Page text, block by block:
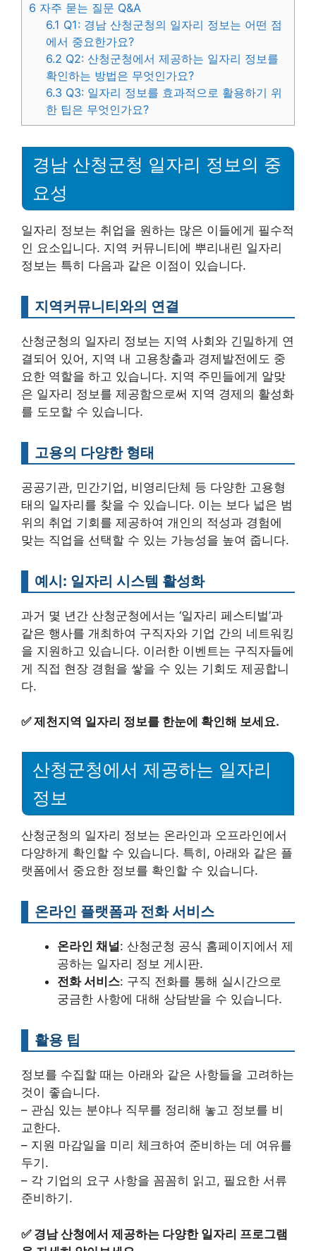
6 자주 묻는 질문 Q&A
6.1 Q1: 경남 산청군청의 일자리 정보는 어떤 점
에서 중요한가요?
6.2 Q2: 산청군청에서 제공하는 일자리 정보를
확인하는 방법은 무엇인가요?
6.3 Q3: 일자리 정보를 효과적으로 활용하기 위
한 팁은 무엇인가요?
경남 산청군청 일자리 정보의 중
요성
일자리 정보는 취업을 원하는 많은 이들에게 필수적
인 요소입니다. 지역 커뮤니티에 뿌리내린 일자리
정보는 특히 다음과 같은 이점이 있습니다.
지역커뮤니티와의 연결
산청군청의 일자리 정보는 지역 사회와 긴밀하게 연
결되어 있어, 지역 내 고용창출과 경제발전에도 중
요한 역할을 하고 있습니다. 지역 주민들에게 알맞
은 일자리 정보를 제공함으로써 지역 경제의 활성화
를 도모할 수 있습니다.
고용의 다양한 형태
공공기관, 민간기업, 비영리단체 등 다양한 고용형
태의 일자리를 찾을 수 있습니다. 이는 보다 넓은 범
위의 취업 기회를 제공하여 개인의 적성과 경험에
맞는 직업을 선택할 수 있는 가능성을 높여 줍니다.
예시: 일자리 시스템 활성화
과거 몇 년간 산청군청에서는 ‘일자리 페스티벌’과
같은 행사를 개최하여 구직자와 기업 간의 네트워킹
을 지원하고 있습니다. 이러한 이벤트는 구직자들에
게 직접 현장 경험을 쌓을 수 있는 기회도 제공합니
다.
✅제천지역 일자리 정보를 한눈에 확인해 보세요.
산청군청에서 제공하는 일자리
정보
산청군청의 일자리 정보는 온라인과 오프라인에서
다양하게 확인할 수 있습니다. 특히, 아래와 같은 플
랫폼에서 중요한 정보를 확인할 수 있습니다.
온라인 플랫폼과 전화 서비스
온라인 채널: 산청군청 공식 홈페이지에서 제
공하는 일자리 정보 게시판.
전화 서비스: 구직 전화를 통해 실시간으로
궁금한 사항에 대해 상담받을 수 있습니다.
활용 팁
정보를 수집할 때는 아래와 같은 사항들을 고려하는
것이 좋습니다.
– 관심 있는 분야나 직무를 정리해 놓고 정보를 비
교한다.
– 지원 마감일을 미리 체크하여 준비하는 데 여유를
두기.
– 각 기업의 요구 사항을 꼼꼼히 읽고, 필요한 서류
준비하기.
✅ 경남 산청에서 제공하는 다양한 일자리 프로그램